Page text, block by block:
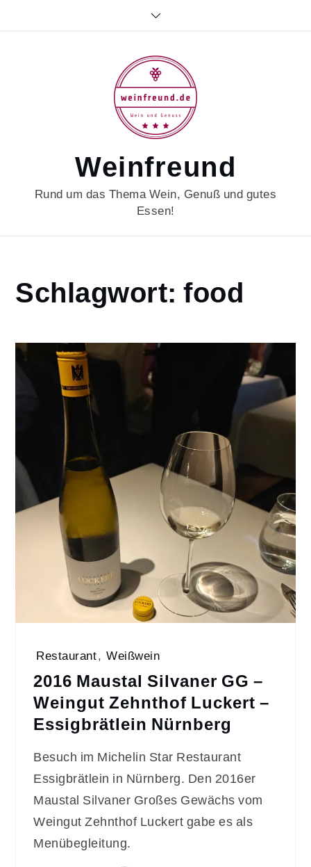
Weinfreund
Rund um das Thema Wein, Genuß und gutes
Essen!
Home
food
Schlagwort:food
Restaurant, Weißwein
2016 Maustal Silvaner GG –
Weingut Zehnthof Luckert –
Essigbrätlein Nürnberg
Besuch im Michelin Star Restaurant
Essigbrätlein in Nürnberg. Den 2016er
Maustal Silvaner Großes Gewächs vom
Weingut Zehnthof Luckert gabe es als
Menübegleitung.